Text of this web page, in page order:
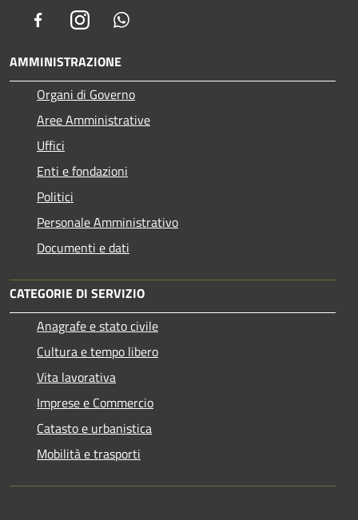
FacebookInstagram
AMMINISTRAZIONE
Organi di Governo
Aree Amministrative
Uffici
Enti e fondazioni
Politici
Personale Amministrativo
Documenti e dati
CATEGORIE DI SERVIZIO
Anagrafe e stato civile
Cultura e tempo libero
Vita lavorativa
Imprese e Commercio
Catasto e urbanistica
Mobilità e trasporti